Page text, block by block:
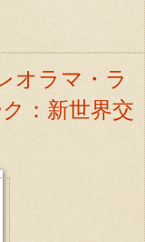
オラマ・ラ
：新世界交